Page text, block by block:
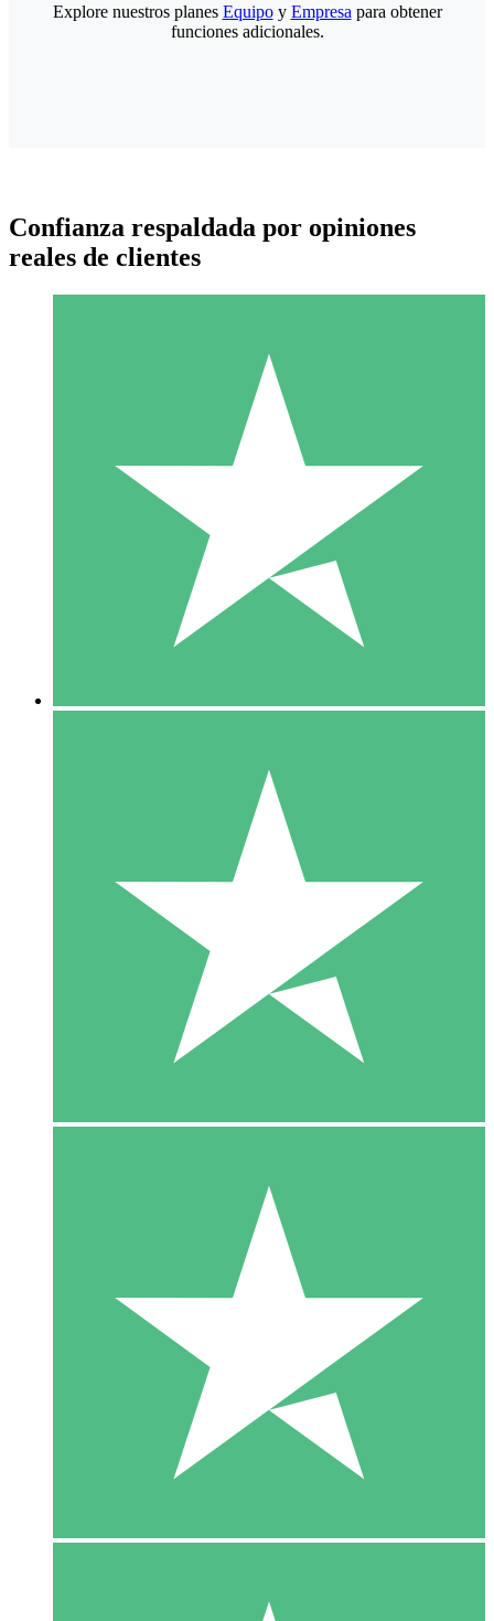
Paquetes de Créditos Individuales
Paga según el uso con créditos de descarga. Sin compromiso
10 00
10 Descargas
20 00
Explore nuestros planes Equipoy Empresa para obtener
funciones adicionales.
Confianza respaldada por opiniones
reales de clientes